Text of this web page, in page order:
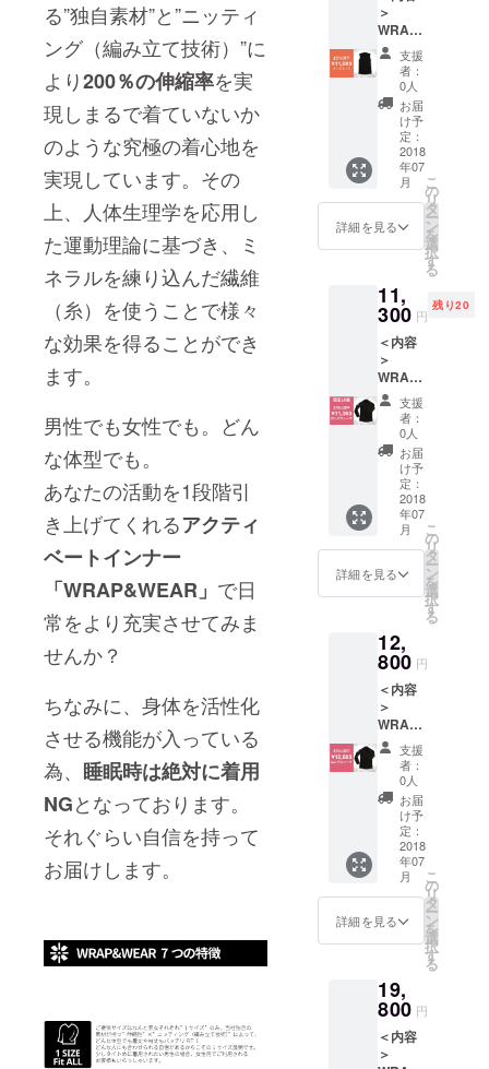
る”独自素材”と”ニッティ
ング（編み立て技術）”に
より200％の伸縮率を実
現しまるで着ていないか
のような究極の着心地を
実現しています。その
上、人体生理学を応用し
た運動理論に基づき、ミ
ネラルを練り込んだ繊維
（糸）を使うことで様々
な効果を得ることができ
ます。
男性でも女性でも。どん
な体型でも。
あなたの活動を1段階引
き上げてくれるアクティ
ベートインナー
「WRAP&WEAR」 で日
常をより充実させてみま
せんか？
ちなみに、身体を活性化
させる機能が入っている
為、 睡眠時は絶対に着用
NGとなっております。
それぐらい自信を持って
お届けします。
＞
WRAP
&amp;
WEAR
SP Ver
ノース
リーブ
1着※ 送
料国内
一律
800円
支援
者：
0人
お届
け予
定：
2018
年07
月
詳細を見る
こ
の
リ
タ
ー
ン
を
選
択
す
る
11,
300 円
残り20
＜内容
＞
WRAP
&amp;
WEAR
SP Ver
ロング
スリー
ブ 1着※
送料国
内一律
800円
支援
者：
0人
お届
け予
定：
2018
年07
月
詳細を見る
こ
の
リ
タ
ー
ン
を
選
択
す
る
12,
800 円
＜内容
＞
WRAP
&amp;
WEAR
SP Ver
ロング
スリー
ブ 1着※
送料国
内一律
800円
支援
者：
0人
お届
け予
定：
2018
年07
月
詳細を見る
こ
の
リ
タ
ー
ン
を
選
択
す
る
19,
800 円
＜内容
＞